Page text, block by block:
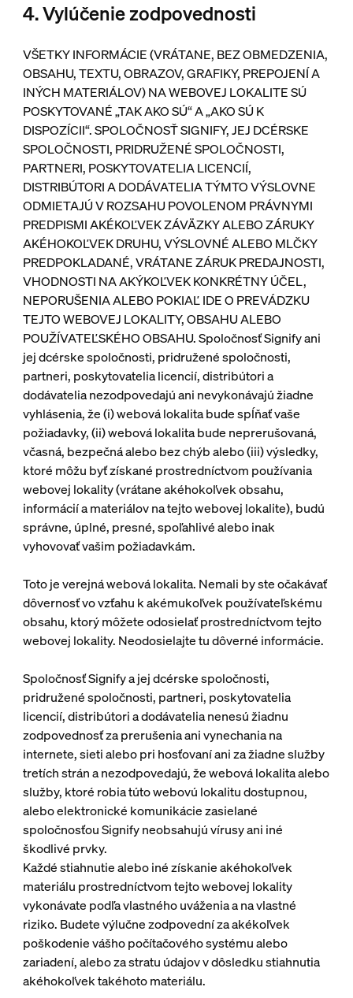
4. Vylúčenie zodpovednosti
VŠETKY INFORMÁCIE (VRÁTANE, BEZ OBMEDZENIA,
OBSAHU, TEXTU, OBRAZOV, GRAFIKY, PREPOJENÍ A
INÝCH MATERIÁLOV) NA WEBOVEJ LOKALITE SÚ
POSKYTOVANÉ „TAK AKO SÚ“ A „AKO SÚ K
DISPOZÍCII“. SPOLOČNOSŤ SIGNIFY, JEJ DCÉRSKE
SPOLOČNOSTI, PRIDRUŽENÉ SPOLOČNOSTI,
PARTNERI, POSKYTOVATELIA LICENCIÍ,
DISTRIBÚTORI A DODÁVATELIA TÝMTO VÝSLOVNE
ODMIETAJÚ V ROZSAHU POVOLENOM PRÁVNYMI
PREDPISMI AKÉKOĽVEK ZÁVÄZKY ALEBO ZÁRUKY
AKÉHOKOĽVEK DRUHU, VÝSLOVNÉ ALEBO MLČKY
PREDPOKLADANÉ, VRÁTANE ZÁRUK PREDAJNOSTI,
VHODNOSTI NA AKÝKOĽVEK KONKRÉTNY ÚČEL,
NEPORUŠENIA ALEBO POKIAĽ IDE O PREVÁDZKU
TEJTO WEBOVEJ LOKALITY, OBSAHU ALEBO
POUŽÍVATEĽSKÉHO OBSAHU. Spoločnosť Signify ani
jej dcérske spoločnosti, pridružené spoločnosti,
partneri, poskytovatelia licencií, distribútori a
dodávatelia nezodpovedajú ani nevykonávajú žiadne
vyhlásenia, že (i) webová lokalita bude spĺňať vaše
požiadavky, (ii) webová lokalita bude neprerušovaná,
včasná, bezpečná alebo bez chýb alebo (iii) výsledky,
ktoré môžu byť získané prostredníctvom používania
webovej lokality (vrátane akéhokoľvek obsahu,
informácií a materiálov na tejto webovej lokalite), budú
správne, úplné, presné, spoľahlivé alebo inak
vyhovovať vašim požiadavkám.
Toto je verejná webová lokalita. Nemali by ste očakávať
dôvernosť vo vzťahu k akémukoľvek používateľskému
obsahu, ktorý môžete odosielať prostredníctvom tejto
webovej lokality. Neodosielajte tu dôverné informácie.
Spoločnosť Signify a jej dcérske spoločnosti,
pridružené spoločnosti, partneri, poskytovatelia
licencií, distribútori a dodávatelia nenesú žiadnu
zodpovednosť za prerušenia ani vynechania na
internete, sieti alebo pri hosťovaní ani za žiadne služby
tretích strán a nezodpovedajú, že webová lokalita alebo
služby, ktoré robia túto webovú lokalitu dostupnou,
alebo elektronické komunikácie zasielané
spoločnosťou Signify neobsahujú vírusy ani iné
škodlivé prvky.
Každé stiahnutie alebo iné získanie akéhokoľvek
materiálu prostredníctvom tejto webovej lokality
vykonávate podľa vlastného uváženia a na vlastné
riziko. Budete výlučne zodpovední za akékoľvek
poškodenie vášho počítačového systému alebo
zariadení, alebo za stratu údajov v dôsledku stiahnutia
akéhokoľvek takéhoto materiálu.